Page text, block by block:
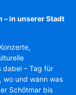
– in unserer Stadt
dabei – Tag für
wo und wann was
Schötmar bis